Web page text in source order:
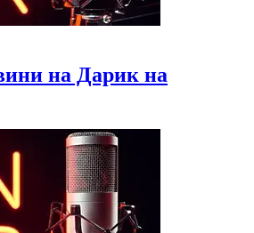
на Дарик на